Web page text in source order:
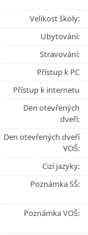
Velikost školy:
Ubytování:
Stravování:
Přístup k PC
Přístup k internetu
Den otevřených
dveří:
Den otevřených dveří
VOŠ:
Cizí jazyky:
Poznámka SŠ:
Poznámka VOŠ: